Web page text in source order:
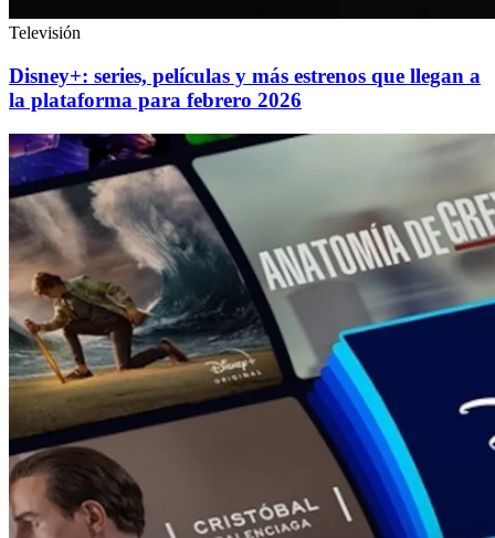
Televisión
Disney+: series, películas y más estrenos que llegan a
la plataforma para febrero 2026